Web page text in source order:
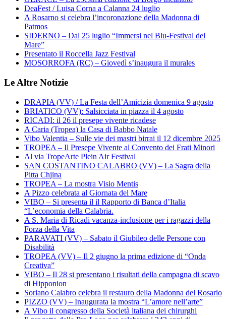
DeaFest / Luisa Corna a Calanna 24 luglio
A Rosarno si celebra l’incoronazione della Madonna di
Patmos
SIDERNO – Dal 25 luglio “Immersi nel Blu-Festival del
Mare”
Presentato il Roccella Jazz Festival
MOSORROFA (RC) – Giovedì s’inaugura il murales
Le Altre Notizie
DRAPIA (VV) / La Festa dell’Amicizia domenica 9 agosto
BRIATICO (VV): Salsicciata in piazza il 4 agosto
RICADI: il 26 il presepe vivente ricadese
A Caria (Tropea) la Casa di Babbo Natale
Vibo Valentia – Sulle vie dei mastri birrai il 12 dicembre 2025
TROPEA – Il Presepe Vivente al Convento dei Frati Minori
Al via TropeArte Plein Air Festival
SAN COSTANTINO CALABRO (VV) – La Sagra della
Pitta Chjina
TROPEA – La mostra Visio Mentis
A Pizzo celebrata al Giornata del Mare
VIBO – Si presenta il il Rapporto di Banca d’Italia
“L’economia della Calabria.
A S. Maria di Ricadi vacanza-inclusione per i ragazzi della
Forza della Vita
PARAVATI (VV) – Sabato il Giubileo delle Persone con
Disabilità
TROPEA (VV) – Il 2 giugno la prima edizione di “Onda
Creativa”
VIBO – Il 28 si presentano i risultati della campagna di scavo
di Hipponion
Soriano Calabro celebra il restauro della Madonna del Rosario
PIZZO (VV) – Inaugurata la mostra “L’amore nell’arte”
A Vibo il congresso della Società italiana dei chirurghi